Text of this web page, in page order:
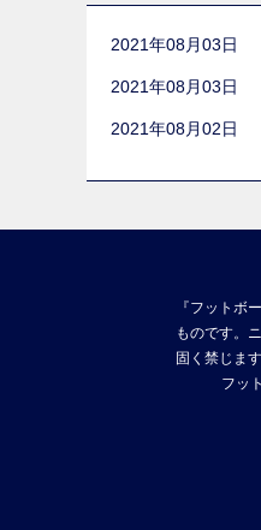
2021年08月03日
2021年08月03日
2021年08月02日
『フットボ
ものです。
固く禁じま
フッ